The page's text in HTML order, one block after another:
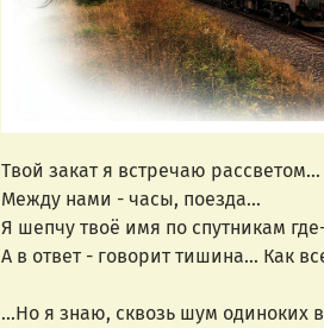
Твой закат я встречаю рассветом...
Между нами - часы, поезда...
Я шепчу твоё имя по спутникам
А в ответ - говорит тишина... Как
...Но я знаю, сквозь шум одиноких